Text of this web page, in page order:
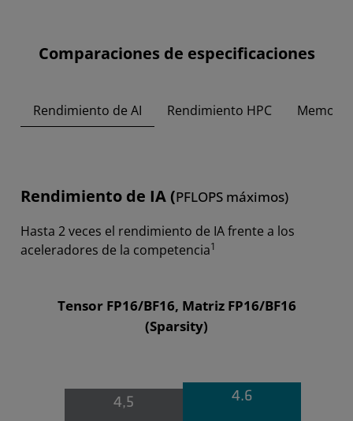
Comparaciones de especificaciones
Rendimiento de AI Rendimiento HPC Memoria
Rendimiento de IA (PFLOPS máximos)
Hasta 2 veces el rendimiento de IA frente a los
aceleradores de la competencia1
Tensor FP16/BF16, Matriz FP16/BF16
(Sparsity)
4,5 4.6